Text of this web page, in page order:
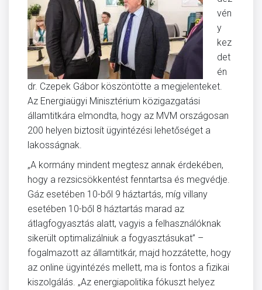
vén
y
kez
det
én
dr. Czepek Gábor köszöntötte a megjelenteket.
Az Energiaügyi Minisztérium közigazgatási
államtitkára elmondta, hogy az MVM országosan
200 helyen biztosít ügyintézési lehetőséget a
lakosságnak.
„A kormány mindent megtesz annak érdekében,
hogy a rezsicsökkentést fenntartsa és megvédje.
Gáz esetében 10-ből 9 háztartás, míg villany
esetében 10-ből 8 háztartás marad az
átlagfogyasztás alatt, vagyis a felhasználóknak
sikerült optimalizálniuk a fogyasztásukat” –
fogalmazott az államtitkár, majd hozzátette, hogy
az online ügyintézés mellett, ma is fontos a fizikai
kiszolgálás. „Az energiapolitika fókuszt helyez